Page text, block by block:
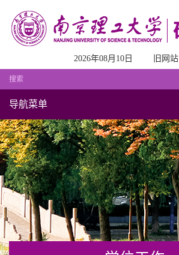
2026年08月10日 旧网站
导航菜单